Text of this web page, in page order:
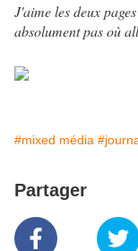
J'aime les deux
absolument pas où
#mixed média
Partager